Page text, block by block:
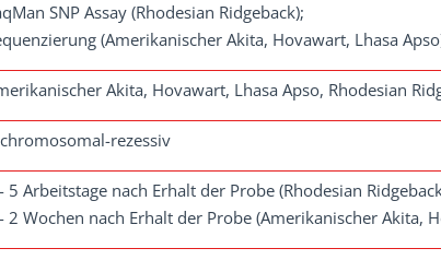
SNP Assay (Rhodesian Ridgeback);
(Amerikanischer Akita, Hovawart, Lhasa
Akita, Hovawart, Lhasa Apso, Rhodesian
rezessiv
5 Arbeitstage nach Erhalt der Probe (Rhodesian
2 Wochen nach Erhalt der Probe (Amerikanischer Akita,